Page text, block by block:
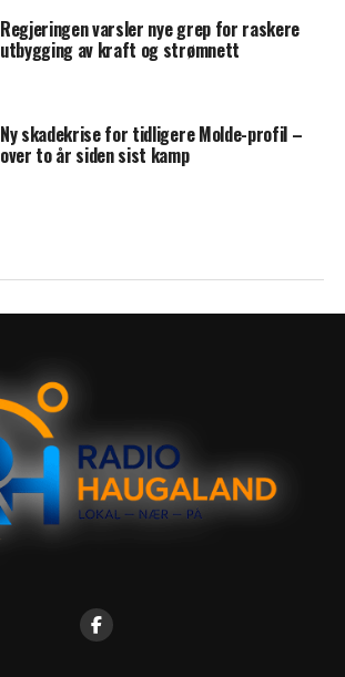
Regjeringen varsler nye grep for raskere
utbygging av kraft og strømnett
Ny skadekrise for tidligere Molde-profil –
over to år siden sist kamp